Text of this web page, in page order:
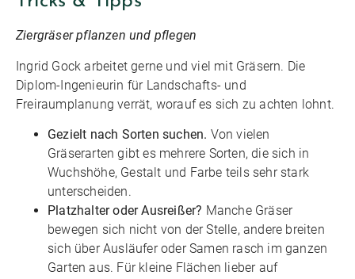
Ziergräser pflanzen und pflegen
Ingrid Gock arbeitet gerne und viel mit Gräsern. Die
Diplom-Ingenieurin für Landschafts- und
Freiraumplanung verrät, worauf es sich zu achten lohnt.
Gezielt nach Sorten suchen. Von vielen
Gräserarten gibt es mehrere Sorten, die sich in
Wuchshöhe, Gestalt und Farbe teils sehr stark
unterscheiden.
Platzhalter oder Ausreißer? Manche Gräser
bewegen sich nicht von der Stelle, andere breiten
sich über Ausläufer oder Samen rasch im ganzen
Garten aus. Für kleine Flächen lieber auf